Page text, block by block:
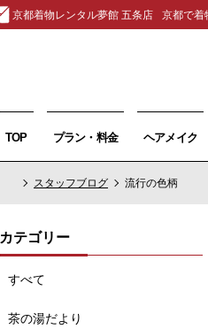
京都着物レンタル夢館 五条店 京都で着
TOP プラン・料金 ヘアメイク
スタッフブログ 流行の色柄
カテゴリー
すべて
茶の湯だより